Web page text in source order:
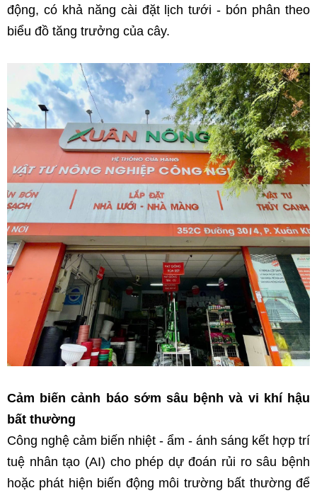
động, có khả năng cài đặt lịch tưới - bón phân theo
biểu đồ tăng trưởng của cây.
Cảm biến cảnh báo sớm sâu bệnh và vi khí hậu
bất thường
Công nghệ cảm biến nhiệt - ẩm - ánh sáng kết hợp trí
tuệ nhân tạo (AI) cho phép dự đoán rủi ro sâu bệnh
hoặc phát hiện biến động môi trường bất thường để